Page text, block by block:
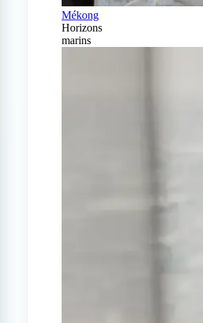
Mékong
Horizons
marins